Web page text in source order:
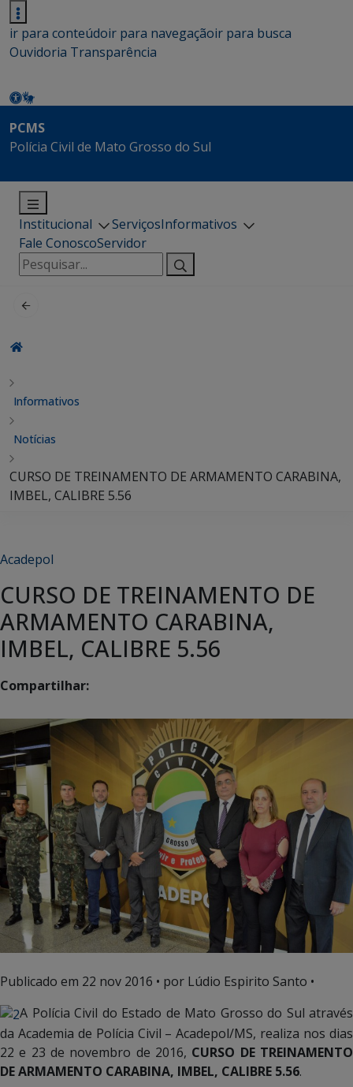
ir para conteúdoir para navegaçãoir para busca
Ouvidoria Transparência
PCMS
Polícia Civil de Mato Grosso do Sul
Institucional ServiçosInformativos
Fale ConoscoServidor
Pesquisar
por:
Informativos
Notícias
CURSO DE TREINAMENTO DE ARMAMENTO CARABINA,
IMBEL, CALIBRE 5.56
Acadepol
CURSO DE TREINAMENTO DE
ARMAMENTO CARABINA,
IMBEL, CALIBRE 5.56
Compartilhar:
Publicado em 22 nov 2016 • por Lúdio Espirito Santo •
A Polícia Civil do Estado de Mato Grosso do Sul através
da Academia de Polícia Civil – Acadepol/MS, realiza nos dias
22 e 23 de novembro de 2016, CURSO DE TREINAMENTO
DE ARMAMENTO CARABINA, IMBEL, CALIBRE 5.56.